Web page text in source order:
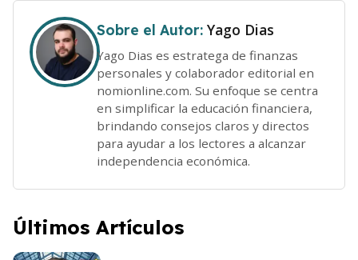
Sobre el Autor: Yago Dias
Yago Dias es estratega de finanzas
personales y colaborador editorial en
nomionline.com. Su enfoque se centra
en simplificar la educación financiera,
brindando consejos claros y directos
para ayudar a los lectores a alcanzar
independencia económica.
Últimos Artículos